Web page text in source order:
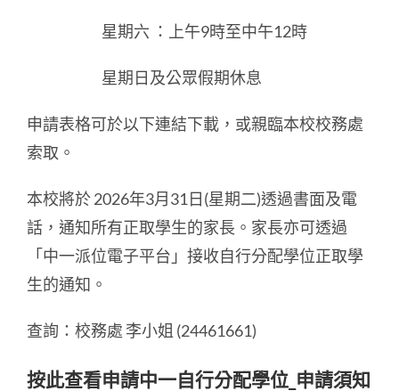
星期六 ：上午9時至中午12時
星期日及公眾假期休息
申請表格可於以下連結下載，或親臨本校校務處
索取。
本校將於 2026年3月31日(星期二)透過書面及電
話，通知所有正取學生的家長。家長亦可透過
「中一派位電子平台」接收自行分配學位正取學
生的通知。
查詢：校務處 李小姐 (24461661)
按此查看申請中一自行分配學位_申請須知